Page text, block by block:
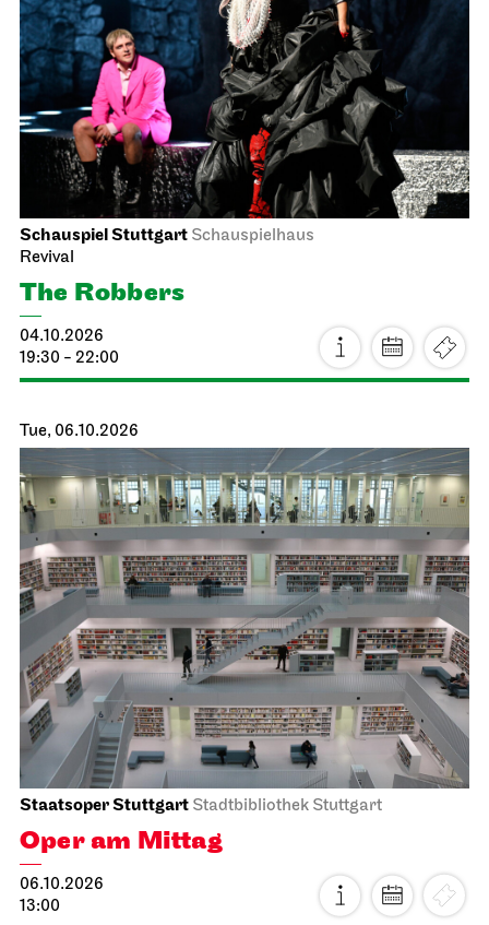
Schauspiel Stuttgart Schauspielhaus
Revival
The Robbers
04.10.2026
19:30 - 22:00
Tue, 06.10.2026
Staatsoper Stuttgart Stadtbibliothek Stuttgart
Oper am Mittag
06.10.2026
13:00